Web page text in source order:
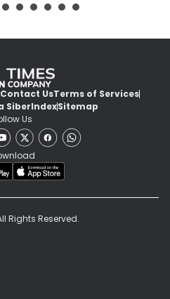
Contact UsTerms of Services
SiberIndexSitemap
Us
Rights Reserved.